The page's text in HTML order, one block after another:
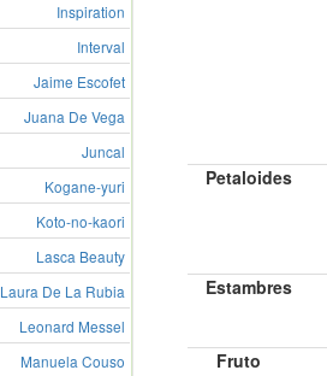
Inspiration
Interval
Jaime Escofet
Juana De Vega
Juncal
Kogane-yuri
Koto-no-kaori
Lasca Beauty
Laura De La Rubia
Leonard Messel
Manuela Couso
Petaloides
Estambres
Fruto